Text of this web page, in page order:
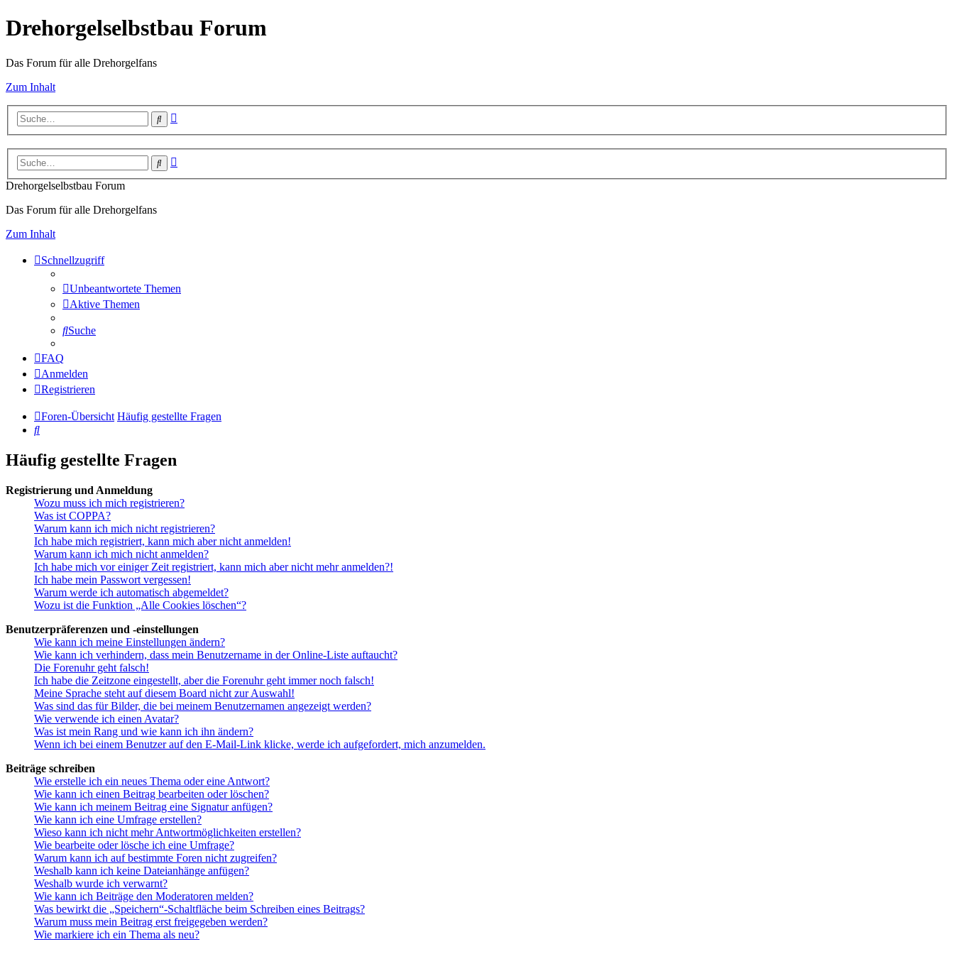
Drehorgelselbstbau Forum
Das Forum für alle Drehorgelfans
Zum Inhalt
Suche
Suche
Drehorgelselbstbau Forum
Das Forum für alle Drehorgelfans
Zum Inhalt
Schnellzugriff
Unbeantwortete Themen
Aktive Themen
Suche
FAQ
Anmelden
Registrieren
Foren-Übersicht Häufig gestellte Fragen
Suche
Häufig gestellte Fragen
Registrierung und Anmeldung
Wozu muss ich mich registrieren?
Was ist COPPA?
Warum kann ich mich nicht registrieren?
Ich habe mich registriert, kann mich aber nicht anmelden!
Warum kann ich mich nicht anmelden?
Ich habe mich vor einiger Zeit registriert, kann mich aber nicht mehr anmelden?!
Ich habe mein Passwort vergessen!
Warum werde ich automatisch abgemeldet?
Wozu ist die Funktion „Alle Cookies löschen“?
Benutzerpräferenzen und -einstellungen
Wie kann ich meine Einstellungen ändern?
Wie kann ich verhindern, dass mein Benutzername in der Online-Liste auftaucht?
Die Forenuhr geht falsch!
Ich habe die Zeitzone eingestellt, aber die Forenuhr geht immer noch falsch!
Meine Sprache steht auf diesem Board nicht zur Auswahl!
Was sind das für Bilder, die bei meinem Benutzernamen angezeigt werden?
Wie verwende ich einen Avatar?
Was ist mein Rang und wie kann ich ihn ändern?
Wenn ich bei einem Benutzer auf den E-Mail-Link klicke, werde ich aufgefordert, mich anzumelden.
Beiträge schreiben
Wie erstelle ich ein neues Thema oder eine Antwort?
Wie kann ich einen Beitrag bearbeiten oder löschen?
Wie kann ich meinem Beitrag eine Signatur anfügen?
Wie kann ich eine Umfrage erstellen?
Wieso kann ich nicht mehr Antwortmöglichkeiten erstellen?
Wie bearbeite oder lösche ich eine Umfrage?
Warum kann ich auf bestimmte Foren nicht zugreifen?
Weshalb kann ich keine Dateianhänge anfügen?
Weshalb wurde ich verwarnt?
Wie kann ich Beiträge den Moderatoren melden?
Was bewirkt die „Speichern“-Schaltfläche beim Schreiben eines Beitrags?
Warum muss mein Beitrag erst freigegeben werden?
Wie markiere ich ein Thema als neu?